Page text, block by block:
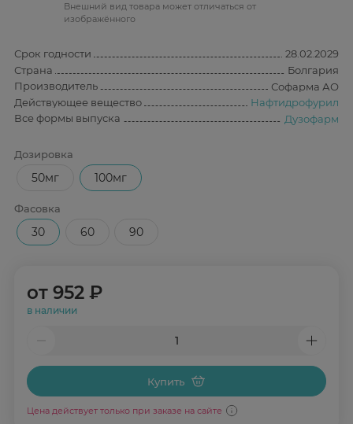
Bнешний вид товара может отличаться от
изображённого
Срок годности
28.02.2029
Страна
Болгария
Производитель
Софарма АО
Действующее вещество
Нафтидрофурил
Все формы выпуска
Дузофарм
Дозировка
50мг 100мг
Фасовка
30 60 90
от 952 ₽
в наличии
Купить
Цена действует только при заказе на сайте